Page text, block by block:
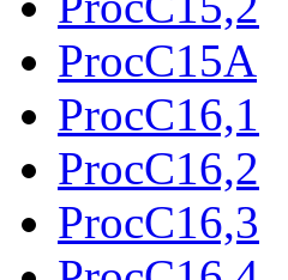
ProcC15A
ProcC16,1
ProcC16,2
ProcC16,3